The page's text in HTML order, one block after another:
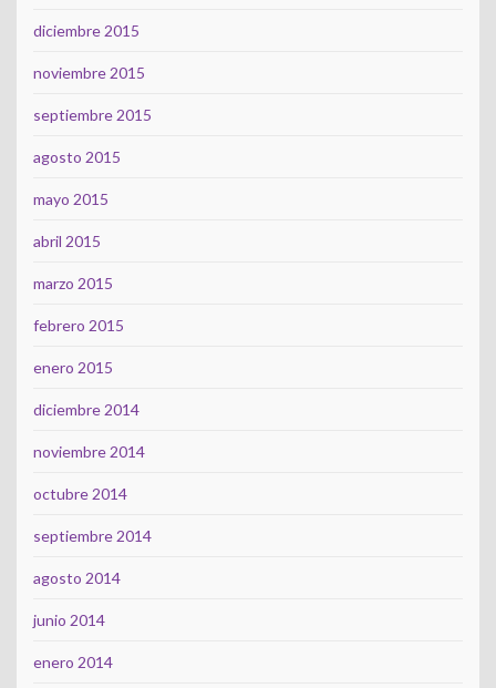
diciembre 2015
noviembre 2015
septiembre 2015
agosto 2015
mayo 2015
abril 2015
marzo 2015
febrero 2015
enero 2015
diciembre 2014
noviembre 2014
octubre 2014
septiembre 2014
agosto 2014
junio 2014
enero 2014